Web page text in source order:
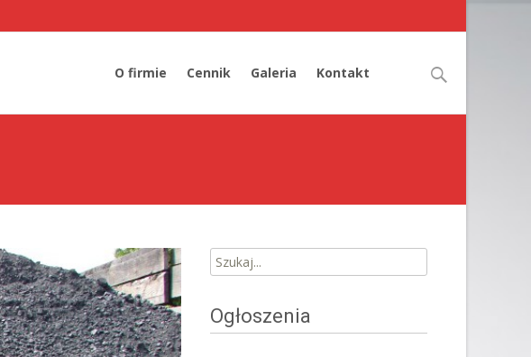
O firmie
Cennik Galeria Kontakt Szukaj:
Szukaj:
Ogłoszenia